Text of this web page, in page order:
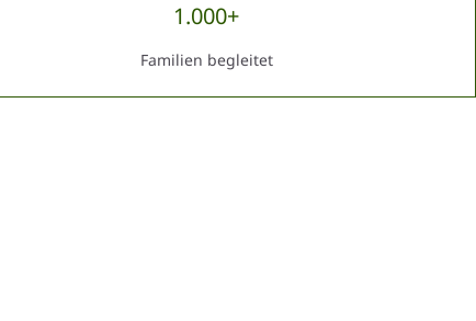
1.000+
Familien begleitet